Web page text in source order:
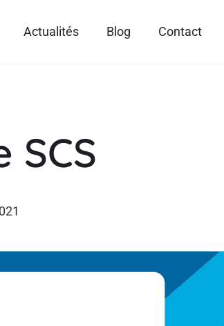
Actualités Blog Contact